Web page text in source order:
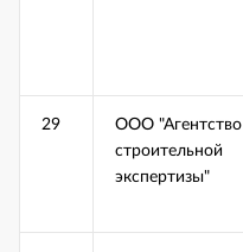
29
ООО "Агентство
строительной
экспертизы"